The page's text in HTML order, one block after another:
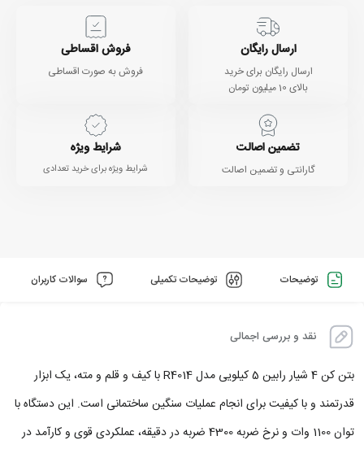
ارسال رایگان
ارسال رایگان برای خرید
بالای 10 میلیون تومان
فروش اقساطی
فروش به صورت اقساطی
تضمین اصالت
گارانتی و تضمین اصالت
شرایط ویژه
شرایط ویژه برای خرید تعدادی
توضیحات توضیحات تکمیلی سوالات کاربران
نقد و بررسی اجمالی
بتن کن 4 شیار رابین 5 کیلویی مدل R4014 با کیف و قلم و مته، یک ابزار
قدرتمند و با کیفیت برای انجام عملیات سنگین ساختمانی است. این دستگاه با
توان 1100 وات و نرخ ضربه 4300 ضربه در دقیقه، عملکردی قوی و کارآمد در